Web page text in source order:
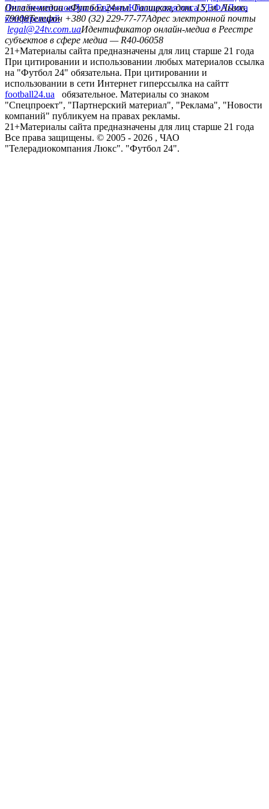
Лига чемпионовЛига ЕвропыЮношеская лига УЕФАЛига
конференций
Онлайн-медиа «Футбол 24»пл. Галицкая, дом. 15, м. Львов,
79008Телефон +380 (32) 229-77-77Адрес электронной почты
legal@24tv.com.uaИдентификатор онлайн-медиа в Реестре
субъектов в сфере медиа — R40-06058
21+Материалы сайта предназначены для лиц старше 21 года
При цитировании и использовании любых материалов ссылка
на "Футбол 24" обязательна. При цитировании и
использовании в сети Интернет гиперссылка на сайтт
football24.ua
обязательное. Материалы со знаком
"Спецпроект", "Партнерский материал", "Реклама", "Новости
компаний" публикуем на правах рекламы.
21+Материалы сайта предназначены для лиц старше 21 года
Все права защищены. © 2005 - 2026 , ЧАО
"Телерадиокомпания Люкс". "Футбол 24".